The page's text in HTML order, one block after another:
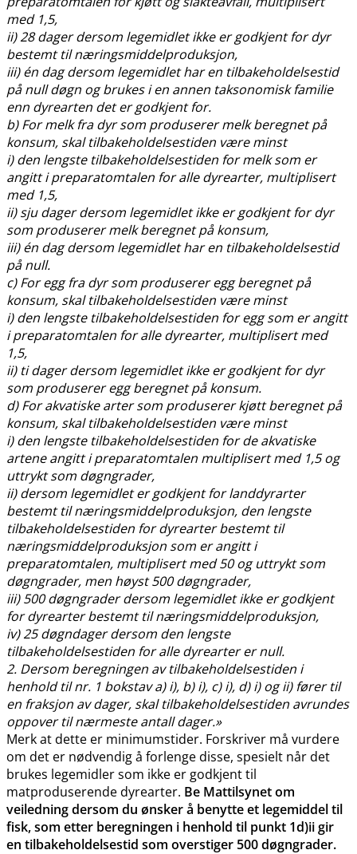
med 1,5,
ii) 28 dager dersom legemidlet ikke er godkjent for dyr
bestemt til næringsmiddelproduksjon,
iii) én dag dersom legemidlet har en tilbakeholdelsestid
på null døgn og brukes i en annen taksonomisk familie
enn dyrearten det er godkjent for.
b) For melk fra dyr som produserer melk beregnet på
konsum, skal tilbakeholdelsestiden være minst
i) den lengste tilbakeholdelsestiden for melk som er
angitt i preparatomtalen for alle dyrearter, multiplisert
med 1,5,
ii) sju dager dersom legemidlet ikke er godkjent for dyr
som produserer melk beregnet på konsum,
iii) én dag dersom legemidlet har en tilbakeholdelsestid
på null.
c) For egg fra dyr som produserer egg beregnet på
konsum, skal tilbakeholdelsestiden være minst
i) den lengste tilbakeholdelsestiden for egg som er angitt
i preparatomtalen for alle dyrearter, multiplisert med
1,5,
ii) ti dager dersom legemidlet ikke er godkjent for dyr
som produserer egg beregnet på konsum.
d) For akvatiske arter som produserer kjøtt beregnet på
konsum, skal tilbakeholdelsestiden være minst
i) den lengste tilbakeholdelsestiden for de akvatiske
artene angitt i preparatomtalen multiplisert med 1,5 og
uttrykt som døgngrader,
ii) dersom legemidlet er godkjent for landdyrarter
bestemt til næringsmiddelproduksjon, den lengste
tilbakeholdelsestiden for dyrearter bestemt til
næringsmiddelproduksjon som er angitt i
preparatomtalen, multiplisert med 50 og uttrykt som
døgngrader, men høyst 500 døgngrader,
iii) 500 døgngrader dersom legemidlet ikke er godkjent
for dyrearter bestemt til næringsmiddelproduksjon,
iv) 25 døgndager dersom den lengste
tilbakeholdelsestiden for alle dyrearter er null.
2. Dersom beregningen av tilbakeholdelsestiden i
henhold til nr. 1 bokstav a) i), b) i), c) i), d) i) og ii) fører til
en fraksjon av dager, skal tilbakeholdelsestiden avrundes
oppover til nærmeste antall dager.»
Merk at dette er minimumstider. Forskriver må vurdere
om det er nødvendig å forlenge disse, spesielt når det
brukes legemidler som ikke er godkjent til
matproduserende dyrearter. Be Mattilsynet om
veiledning dersom du ønsker å benytte et legemiddel til
fisk, som etter beregningen i henhold til punkt 1d)ii gir
en tilbakeholdelsestid som overstiger 500 døgngrader.